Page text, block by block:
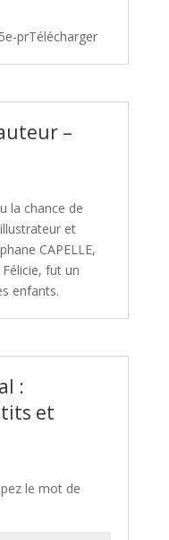
prTélécharger
–
la chance de
et
CAPELLE,
fut un
enfants.
:
et
le mot de